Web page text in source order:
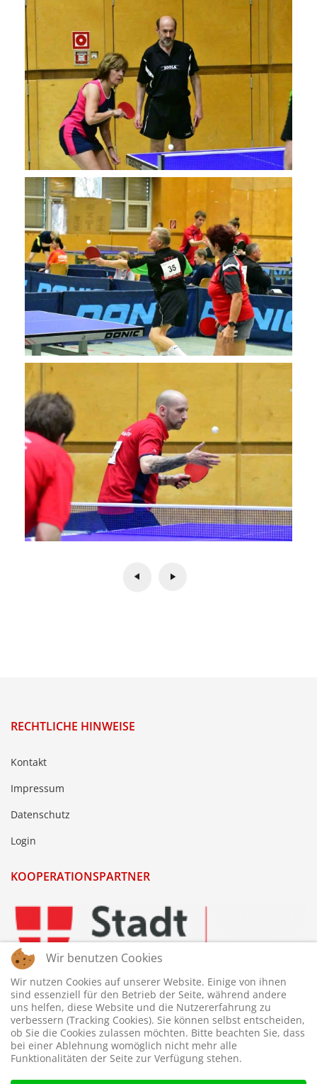
RECHTLICHE HINWEISE
Kontakt
Impressum
Datenschutz
Login
KOOPERATIONSPARTNER
Wir benutzen Cookies
Wir nutzen Cookies auf unserer Website. Einige von ihnen
sind essenziell für den Betrieb der Seite, während andere
uns helfen, diese Website und die Nutzererfahrung zu
verbessern (Tracking Cookies). Sie können selbst entscheiden,
ob Sie die Cookies zulassen möchten. Bitte beachten Sie, dass
bei einer Ablehnung womöglich nicht mehr alle
Funktionalitäten der Seite zur Verfügung stehen.